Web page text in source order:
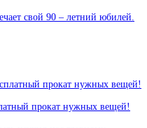
свой 90 – летний юбилей.
прокат нужных вещей!